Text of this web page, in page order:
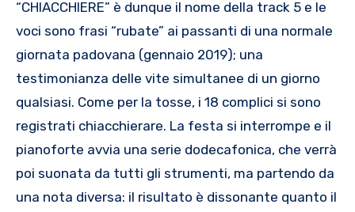
“CHIACCHIERE” è dunque il nome della track 5 e le
voci sono frasi “rubate” ai passanti di una normale
giornata padovana (gennaio 2019); una
testimonianza delle vite simultanee di un giorno
qualsiasi. Come per la tosse, i 18 complici si sono
registrati chiacchierare. La festa si interrompe e il
pianoforte avvia una serie dodecafonica, che verrà
poi suonata da tutti gli strumenti, ma partendo da
una nota diversa: il risultato è dissonante quanto il